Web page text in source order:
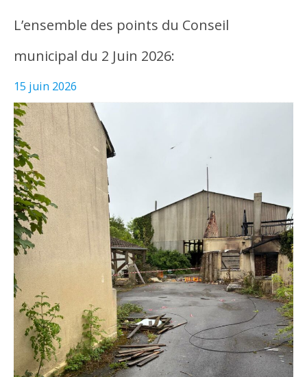
L’ensemble des points du Conseil
municipal du 2 Juin 2026:
15 juin 2026